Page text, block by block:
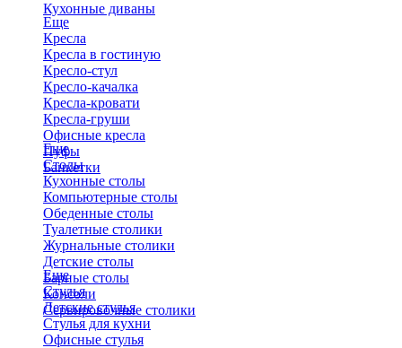
Кухонные диваны
Еще
Кресла
Кресла в гостиную
Кресло-стул
Кресло-качалка
Кресла-кровати
Кресла-груши
Офисные кресла
Пуфы
Банкетки
Еще
Столы
Кухонные столы
Компьютерные столы
Обеденные столы
Туалетные столики
Журнальные столики
​Детские столы
Барные столы
Консоли
Сервировочные столики
Еще
Стулья
Детские стулья
Стулья для кухни
Офисные стулья